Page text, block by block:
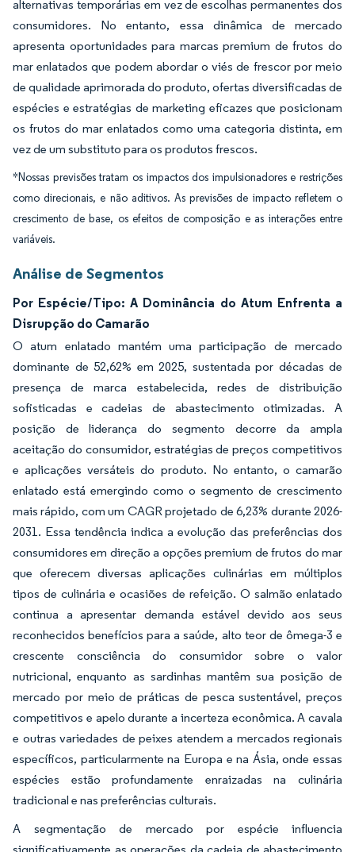
alternativas temporárias em vez de escolhas permanentes dos
consumidores. No entanto, essa dinâmica de mercado
apresenta oportunidades para marcas premium de frutos do
mar enlatados que podem abordar o viés de frescor por meio
de qualidade aprimorada do produto, ofertas diversificadas de
espécies e estratégias de marketing eficazes que posicionam
os frutos do mar enlatados como uma categoria distinta, em
vez de um substituto para os produtos frescos.
*Nossas previsões tratam os impactos dos impulsionadores e restrições
como direcionais, e não aditivos. As previsões de impacto refletem o
crescimento de base, os efeitos de composição e as interações entre
variáveis.
Análise de Segmentos
Por Espécie/Tipo: A Dominância do Atum Enfrenta a
Disrupção do Camarão
O atum enlatado mantém uma participação de mercado
dominante de 52,62% em 2025, sustentada por décadas de
presença de marca estabelecida, redes de distribuição
sofisticadas e cadeias de abastecimento otimizadas. A
posição de liderança do segmento decorre da ampla
aceitação do consumidor, estratégias de preços competitivos
e aplicações versáteis do produto. No entanto, o camarão
enlatado está emergindo como o segmento de crescimento
mais rápido, com um CAGR projetado de 6,23% durante 2026-
2031. Essa tendência indica a evolução das preferências dos
consumidores em direção a opções premium de frutos do mar
que oferecem diversas aplicações culinárias em múltiplos
tipos de culinária e ocasiões de refeição. O salmão enlatado
continua a apresentar demanda estável devido aos seus
reconhecidos benefícios para a saúde, alto teor de ômega-3 e
crescente consciência do consumidor sobre o valor
nutricional, enquanto as sardinhas mantêm sua posição de
mercado por meio de práticas de pesca sustentável, preços
competitivos e apelo durante a incerteza econômica. A cavala
e outras variedades de peixes atendem a mercados regionais
específicos, particularmente na Europa e na Ásia, onde essas
espécies estão profundamente enraizadas na culinária
tradicional e nas preferências culturais.
A segmentação de mercado por espécie influencia